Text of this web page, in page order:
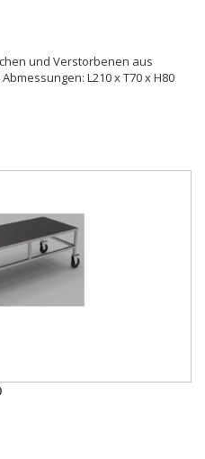
und Verstorbenen aus
L210 x T70 x H80